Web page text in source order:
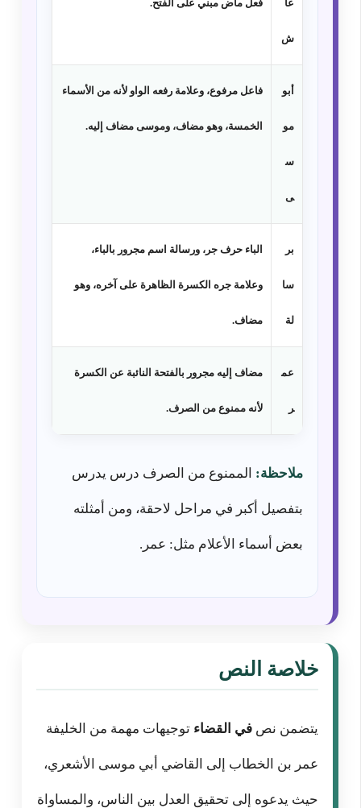
عا
ش
فعل ماض مبني على الفتح.
أبو
مو
س
ى
فاعل مرفوع، وعلامة رفعه الواو لأنه من الأسماء
الخمسة، وهو مضاف، وموسى مضاف إليه.
بر
سا
لة
الباء حرف جر، ورسالة اسم مجرور بالباء،
وعلامة جره الكسرة الظاهرة على آخره، وهو
مضاف.
عم
ر
مضاف إليه مجرور بالفتحة النائبة عن الكسرة
لأنه ممنوع من الصرف.
ملاحظة: الممنوع من الصرف درس يدرس
بتفصيل أكبر في مراحل لاحقة، ومن أمثلته
بعض أسماء الأعلام مثل: عمر.
خلاصة النص
يتضمن نص في القضاء توجيهات مهمة من الخليفة
عمر بن الخطاب إلى القاضي أبي موسى الأشعري،
حيث يدعوه إلى تحقيق العدل بين الناس، والمساواة